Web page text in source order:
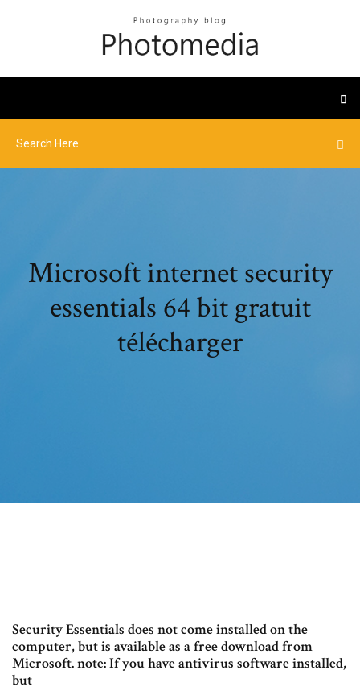
Microsoft internet security
essentials 64 bit gratuit
télécharger
Security Essentials does not come installed on the
computer, but is available as a free download from
Microsoft. note: If you have antivirus software installed,
but